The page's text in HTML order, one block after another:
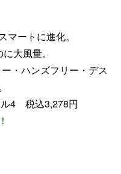
ートに進化。
大風量。
・ハンズフリー・デス
ル4 税込3,278円
！